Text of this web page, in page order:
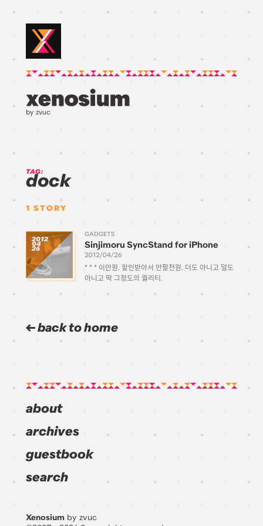
by zvuc
TAG:
dock
1 STORY
2012
04
26
GADGETS
Sinjimoru SyncStand for iPhone
2012/04/26
* * * 이만원. 할인받아서 만팔천원. 더도 아니고 덜도
아니고 딱 그정도의 퀄리티.
back to home
about
archives
guestbook
search
Xenosium by zvuc